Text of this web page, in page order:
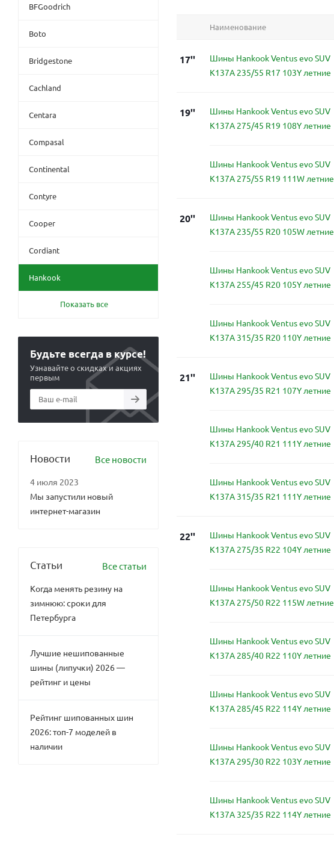
Наименование
17''
Шины Hankook Ventus evo SUV
K137A 235/55 R17 103Y летние
19''
Шины Hankook Ventus evo SUV
K137A 275/45 R19 108Y летние
Шины Hankook Ventus evo SUV
K137A 275/55 R19 111W летние
20''
Шины Hankook Ventus evo SUV
K137A 235/55 R20 105W летние
Шины Hankook Ventus evo SUV
K137A 255/45 R20 105Y летние
Шины Hankook Ventus evo SUV
K137A 315/35 R20 110Y летние
21''
Шины Hankook Ventus evo SUV
K137A 295/35 R21 107Y летние
Шины Hankook Ventus evo SUV
K137A 295/40 R21 111Y летние
Шины Hankook Ventus evo SUV
K137A 315/35 R21 111Y летние
22''
Шины Hankook Ventus evo SUV
K137A 275/35 R22 104Y летние
Шины Hankook Ventus evo SUV
K137A 275/50 R22 115W летние
Шины Hankook Ventus evo SUV
K137A 285/40 R22 110Y летние
Шины Hankook Ventus evo SUV
K137A 285/45 R22 114Y летние
Шины Hankook Ventus evo SUV
K137A 295/30 R22 103Y летние
Шины Hankook Ventus evo SUV
K137A 325/35 R22 114Y летние
BFGoodrich
Boto
Bridgestone
Cachland
Centara
Compasal
Continental
Contyre
Cooper
Cordiant
Hankook
Показать все
Будьте всегда в курсе!
Узнавайте о скидках и акциях
первым
Новости Все новости
4 июля 2023
Мы запустили новый
интернет-магазин
Статьи Все статьи
Когда менять резину на
зимнюю: сроки для
Петербурга
Лучшие нешипованные
шины (липучки) 2026 —
рейтинг и цены
Рейтинг шипованных шин
2026: топ-7 моделей в
наличии